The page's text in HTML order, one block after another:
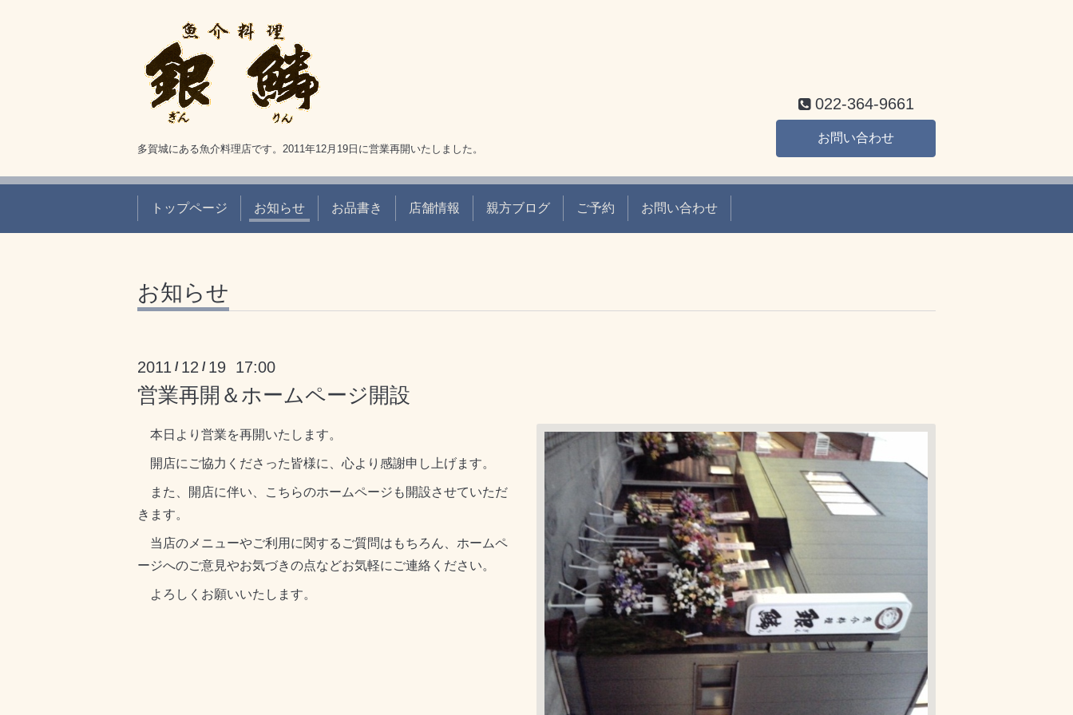
多賀城にある魚介料理店です。2011年12月19日に営業再開いたしました。
022-364-9661
お問い合わせ
トップページ お知らせ お品書き 店舗情報 親方ブログ ご予約 お問い合わせ
お知らせ
2011 / 12 / 19 17:00
営業再開＆ホームページ開設
本日より営業を再開いたします。
開店にご協力くださった皆様に、心より感謝申し上げます。
また、開店に伴い、こちらのホームページも開設させていただ
きます。
当店のメニューやご利用に関するご質問はもちろん、ホームペ
ージへのご意見やお気づきの点などお気軽にご連絡ください。
よろしくお願いいたします。